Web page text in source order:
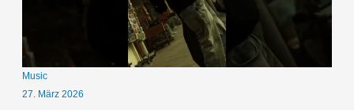
Music
27. März 2026